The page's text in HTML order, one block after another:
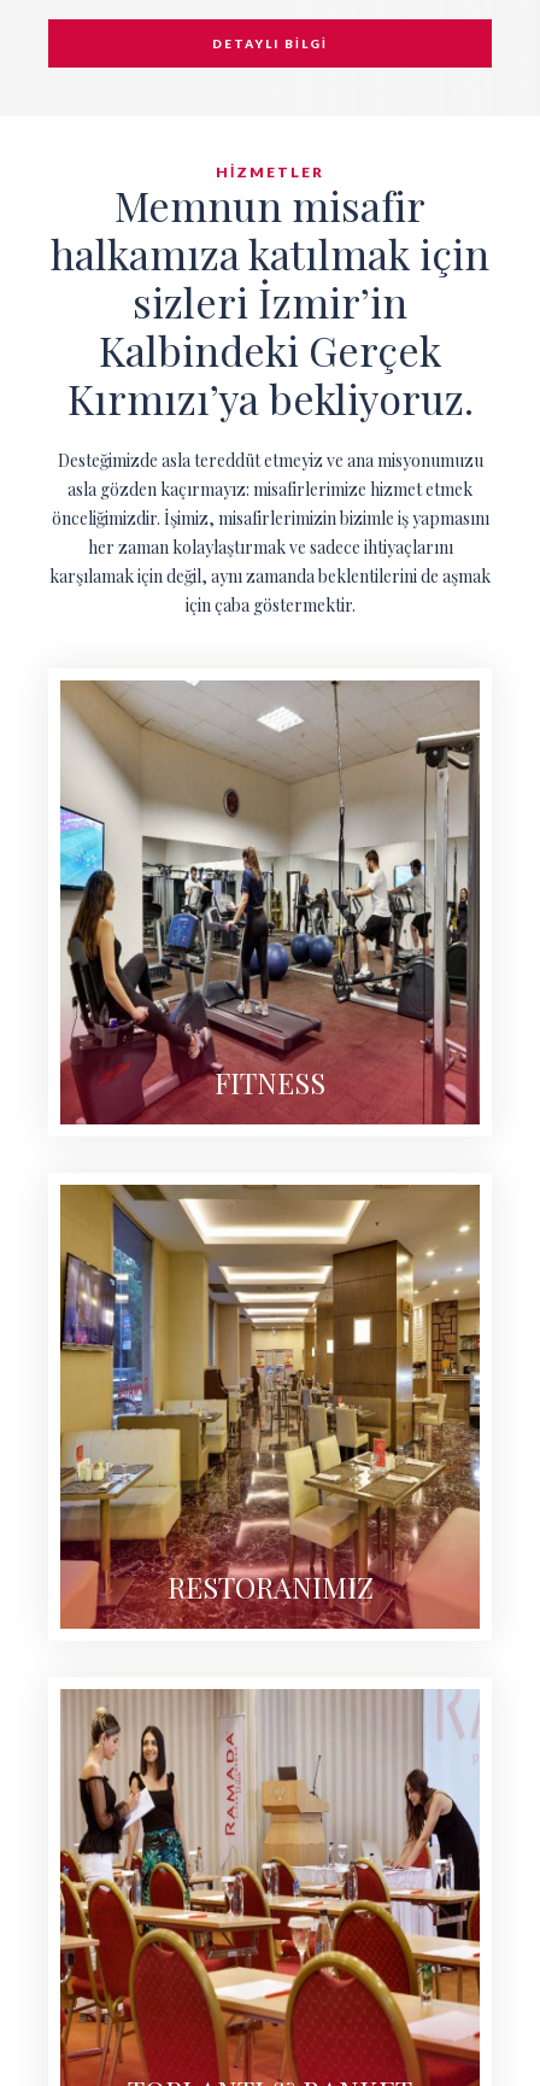
DETAYLI BİLGİ
HİZMETLER
Memnun misafir
halkamıza katılmak için
sizleri İzmir’in
Kalbindeki Gerçek
Kırmızı’ya bekliyoruz.
Desteğimizde asla tereddüt etmeyiz ve ana misyonumuzu
asla gözden kaçırmayız: misafirlerimize hizmet etmek
önceliğimizdir. İşimiz, misafirlerimizin bizimle iş yapmasını
her zaman kolaylaştırmak ve sadece ihtiyaçlarını
karşılamak için değil, aynı zamanda beklentilerini de aşmak
için çaba göstermektir.
FITNESS
RESTORANIMIZ